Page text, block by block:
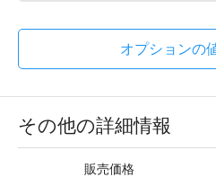
オプションの
その他の詳細情報
販売価格